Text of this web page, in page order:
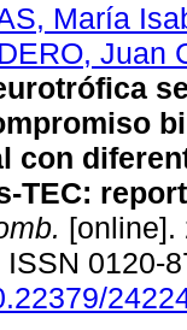
María
Juan
con
TEC:
[online].
ISSN 0120-